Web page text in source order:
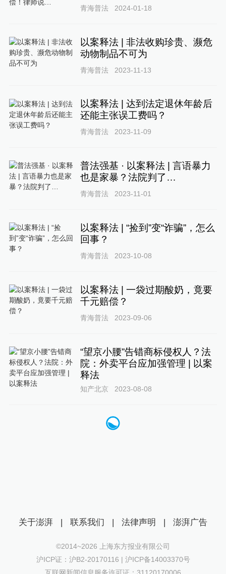
青海普法 2024-01-18
以案释法 | 非法收购珍贵、濒危
动物制品不可为
青海普法 2023-11-13
以案释法 | 达到法定退休年龄后
还能主张误工费吗？
青海普法 2023-11-09
普法强基 · 以案释法 | 言语暴力
也是家暴？法院判了…
青海普法 2023-11-01
以案释法 | “捡到”变“诈骗”，怎么
回事？
青海普法 2023-10-08
以案释法 | 一袋过期酸奶，竟要
千元赔偿？
青海普法 2023-09-06
“望京小腰”告错商标侵权人？法
院：外卖平台应加强管理 | 以案
释法
知产北京 2023-08-08
关于澎湃 | 联系我们 | 法律声明 | 澎湃广告
©2014~2026 上海东方报业有限公司
沪ICP证：沪B2-20170116 | 沪ICP备14003370号
互联网新闻信息服务许可证：31120170006